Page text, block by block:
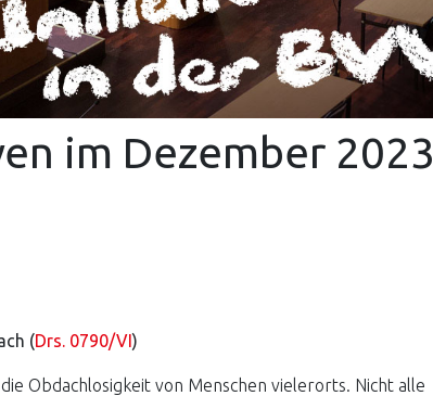
im Dezember 2023
(Drs. 0790/VI)
Obdachlosigkeit von Menschen vielerorts. Nicht alle